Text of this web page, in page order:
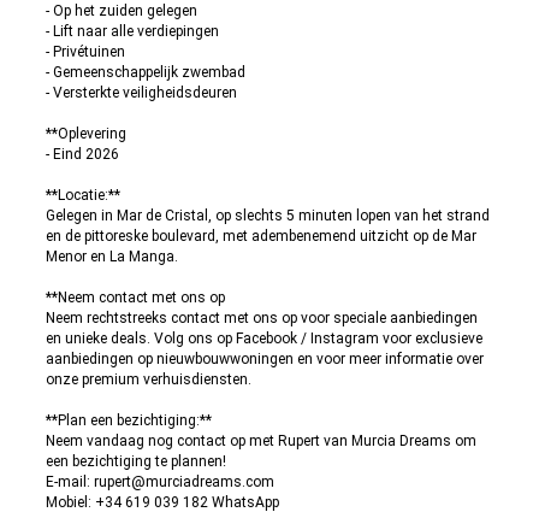
- Op het zuiden gelegen
- Lift naar alle verdiepingen
- Privétuinen
- Gemeenschappelijk zwembad
- Versterkte veiligheidsdeuren
**Oplevering
- Eind 2026
**Locatie:**
Gelegen in Mar de Cristal, op slechts 5 minuten lopen van het strand
en de pittoreske boulevard, met adembenemend uitzicht op de Mar
Menor en La Manga.
**Neem contact met ons op
Neem rechtstreeks contact met ons op voor speciale aanbiedingen
en unieke deals. Volg ons op Facebook / Instagram voor exclusieve
aanbiedingen op nieuwbouwwoningen en voor meer informatie over
onze premium verhuisdiensten.
**Plan een bezichtiging:**
Neem vandaag nog contact op met Rupert van Murcia Dreams om
een bezichtiging te plannen!
E-mail: rupert@murciadreams.com
Mobiel: +34 619 039 182 WhatsApp